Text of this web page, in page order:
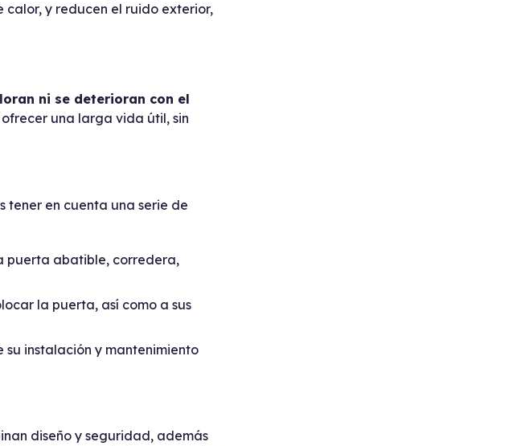
y reducen el ruido exterior,
ni se deterioran con el
una larga vida útil, sin
tener en cuenta una serie de
puerta abatible, corredera,
la puerta, así como a sus
instalación y mantenimiento
diseño y seguridad, además